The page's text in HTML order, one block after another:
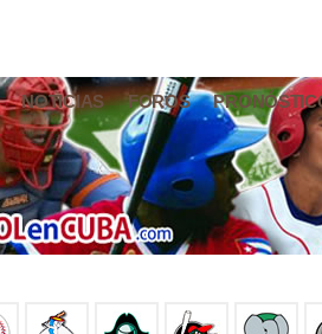
NOTICIAS FOROS